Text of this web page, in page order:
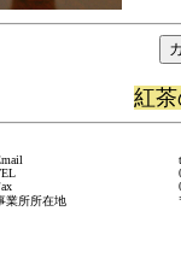
紅
業所所在地